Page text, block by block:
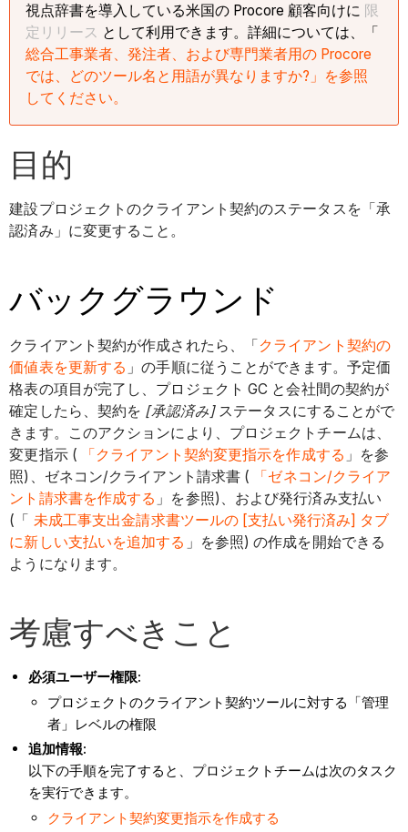
視点辞書を導入している米国の Procore 顧客向けに 限
定リリース として利用できます。詳細については、「
総合工事業者、発注者、および専門業者用の Procore
では、どのツール名と用語が異なりますか?」を参照
してください。
目的
建設プロジェクトのクライアント契約のステータスを「承
認済み」に変更すること。
バックグラウンド
クライアント契約が作成されたら、「クライアント契約の
価値表を更新する 」の手順に従うことができます。予定価
格表の項目が完了し、プロジェクト GC と会社間の契約が
確定したら、契約を [承認済み]ステータスにすることがで
きます。このアクションにより、プロジェクトチームは、
変更指示 (
「クライアント契約変更指示を作成する 」を参
照)、ゼネコン/クライアント請求書 (
「ゼネコン/クライア
ント請求書を作成する 」を参照)、および発行済み支払い
(「 未成工事支出金請求書ツールの [支払い発行済み] タブ
に新しい支払いを追加する 」を参照) の作成を開始できる
ようになります。
考慮すべきこと
必須ユーザー権限:
プロジェクトのクライアント契約ツールに対する「管理
者」レベルの権限
追加情報:
以下の手順を完了すると、プロジェクトチームは次のタスク
を実行できます。
クライアント契約変更指示を作成する